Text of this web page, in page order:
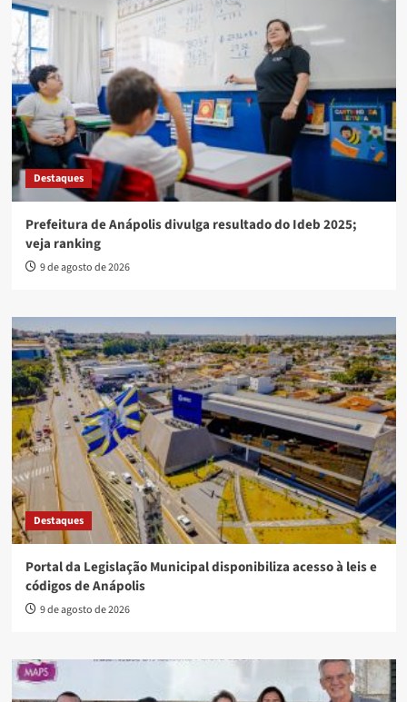
Destaques
Prefeitura de Anápolis divulga resultado do Ideb 2025;
veja ranking
9 de agosto de 2026
Destaques
Portal da Legislação Municipal disponibiliza acesso à leis e
códigos de Anápolis
9 de agosto de 2026